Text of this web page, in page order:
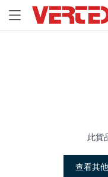
已加入購物車
此貨
查看其